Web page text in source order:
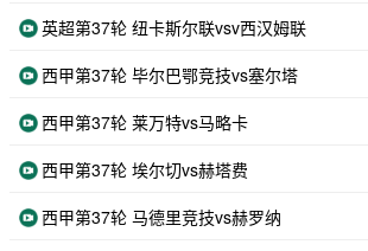
英超第37轮 纽卡斯尔联vsv西汉姆联
西甲第37轮 毕尔巴鄂竞技vs塞尔塔
西甲第37轮 莱万特vs马略卡
西甲第37轮 埃尔切vs赫塔费
西甲第37轮 马德里竞技vs赫罗纳